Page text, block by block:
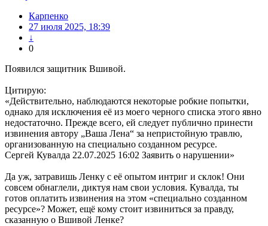
Карпенко
27 июля 2025, 18:39
↓
0
Появился защитник Вшивой.
Цитирую:
«Действительно, наблюдаются некоторые робкие попытки,
однако для исключения её из моего черного списка этого явно
недостаточно. Прежде всего, ей следует публично принести
извинения автору „Ваша Лена“ за непристойную травлю,
организованную на специально созданном ресурсе.
Сергей Кувалда 22.07.2025 16:02 Заявить о нарушении»
Да уж, затравишь Ленку с её опытом интриг и склок! Они
совсем обнаглели, диктуя нам свои условия. Кувалда, ты
готов оплатить извинения на этом «специально созданном
ресурсе»? Может, ещё кому стоит извиниться за правду,
сказанную о Вшивой Ленке?